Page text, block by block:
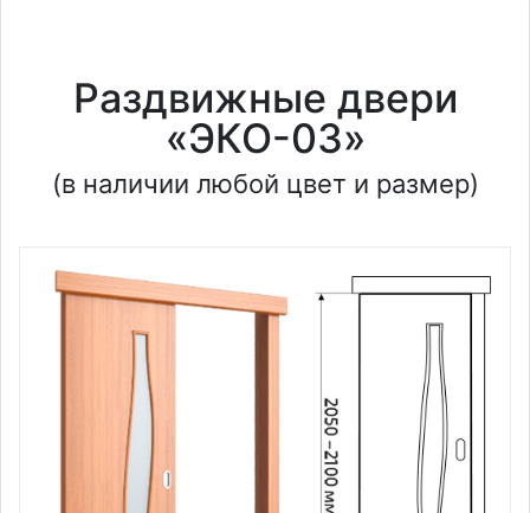
Раздвижные двери
«ЭКО-03»
(в наличии любой цвет и размер)